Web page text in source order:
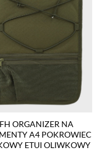
ORGANIZER NA
A4 POKROWIEC
ETUI OLIWKOWY